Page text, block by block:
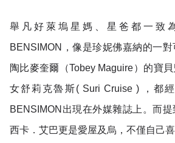
舉凡好萊塢星媽、星爸都一致
BENSIMON，像是珍妮佛嘉納的一
陶比麥奎爾（Tobey Maguire）的寶
女舒莉克魯斯( Suri Cruise ) ，都
BENSIMON出現在外媒雜誌上。而
西卡．艾巴更是愛屋及烏，不僅自己